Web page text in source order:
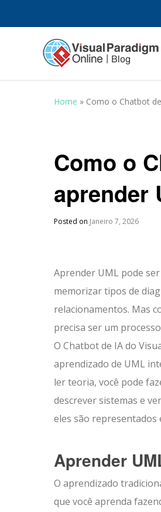
Home » Como o Chatbot
Como o
aprender
Posted on Janeiro 7, 2026
Aprender UML pode
memorizar tipos de
relacionamentos. Mas
precisa ser um
O Chatbot de IA do
aprendizado de UML
ler teoria, você pode
descrever sistemas e
eles são representados
Aprender
O aprendizado
que você aprenda